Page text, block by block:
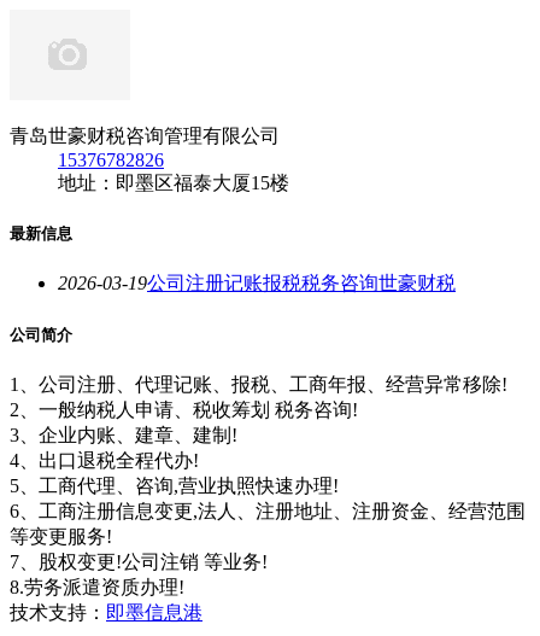
青岛世豪财税咨询管理有限公司
15376782826
地址：即墨区福泰大厦15楼
最新信息
2026-03-19公司注册记账报税税务咨询世豪财税
公司简介
1、公司注册、代理记账、报税、工商年报、经营异常移除!
2、一般纳税人申请、税收筹划 税务咨询!
3、企业内账、建章、建制!
4、出口退税全程代办!
5、工商代理、咨询,营业执照快速办理!
6、工商注册信息变更,法人、注册地址、注册资金、经营范围
等变更服务!
7、股权变更!公司注销 等业务!
8.劳务派遣资质办理!
技术支持： 即墨信息港